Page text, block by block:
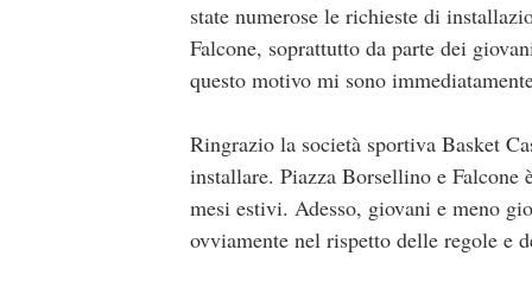
state numerose le richieste di
Falcone, soprattutto da parte dei
questo motivo mi sono
Ringrazio la società sportiva Basket
installare. Piazza Borsellino e
mesi estivi. Adesso, giovani e meno
ovviamente nel rispetto delle regole e